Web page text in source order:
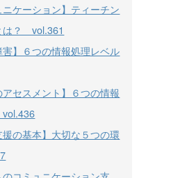
ケーション】ティーチン
は？ vol.361
害】６つの情報処理レベル
アセスメント】６つの情報
援の基本】大切な５つの環